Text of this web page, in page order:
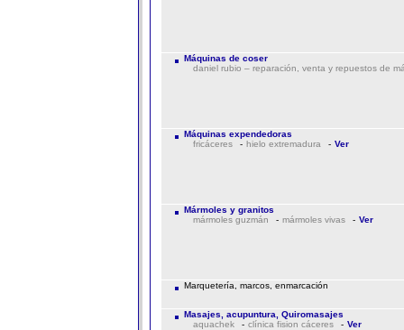
Máquinas de coser
daniel rubio – reparación, venta y repuestos de
Máquinas expendedoras
fricáceres
- hielo extremadura - Ver
Mármoles y granitos
mármoles guzmán
- mármoles vivas - Ver
Marquetería, marcos, enmarcación
Masajes, acupuntura, Quiromasajes
aquachek
- clínica fision cáceres - Ver